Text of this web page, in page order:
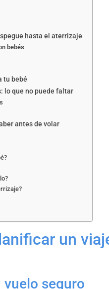
hasta el aterrizaje
bebés
tu bebé
lo que no puede faltar
antes de volar
un
vuelo seguro